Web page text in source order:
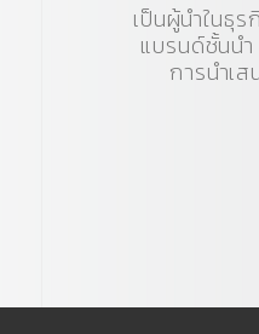
เป็นผู้นำในธุ
แบรนด์ชั้นน
การนำเ